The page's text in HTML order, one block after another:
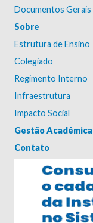
Documentos Gerais
Sobre
Estrutura de Ensino
Colegiado
Regimento Interno
Infraestrutura
Impacto Social
Gestão Acadêmica
Contato